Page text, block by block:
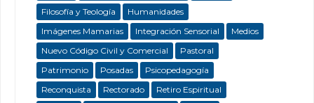
Filosofía y Teología
Humanidades
Imágenes Mamarias
Integración Sensorial
Medios
Nuevo Código Civil y Comercial
Pastoral
Patrimonio
Posadas
Psicopedagogía
Reconquista
Rectorado
Retiro Espiritual